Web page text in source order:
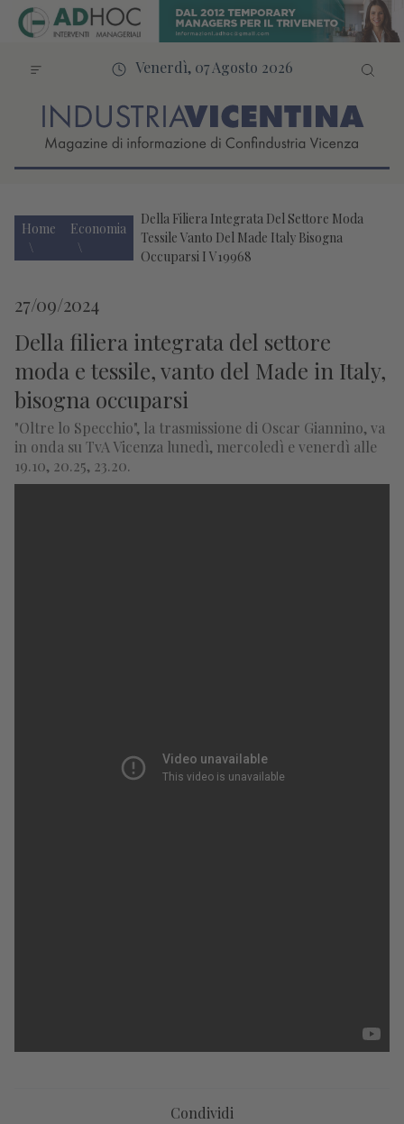
Venerdì, 07 Agosto 2026
Home Economia
Della Filiera Integrata Del Settore Moda
Tessile Vanto Del Made Italy Bisogna
Occuparsi I V19968
27/09/2024
Della filiera integrata del settore
moda e tessile, vanto del Made in Italy,
bisogna occuparsi
"Oltre lo Specchio", la trasmissione di Oscar Giannino, va
in onda su TvA Vicenza lunedì, mercoledì e venerdì alle
19.10, 20.25, 23.20.
Condividi